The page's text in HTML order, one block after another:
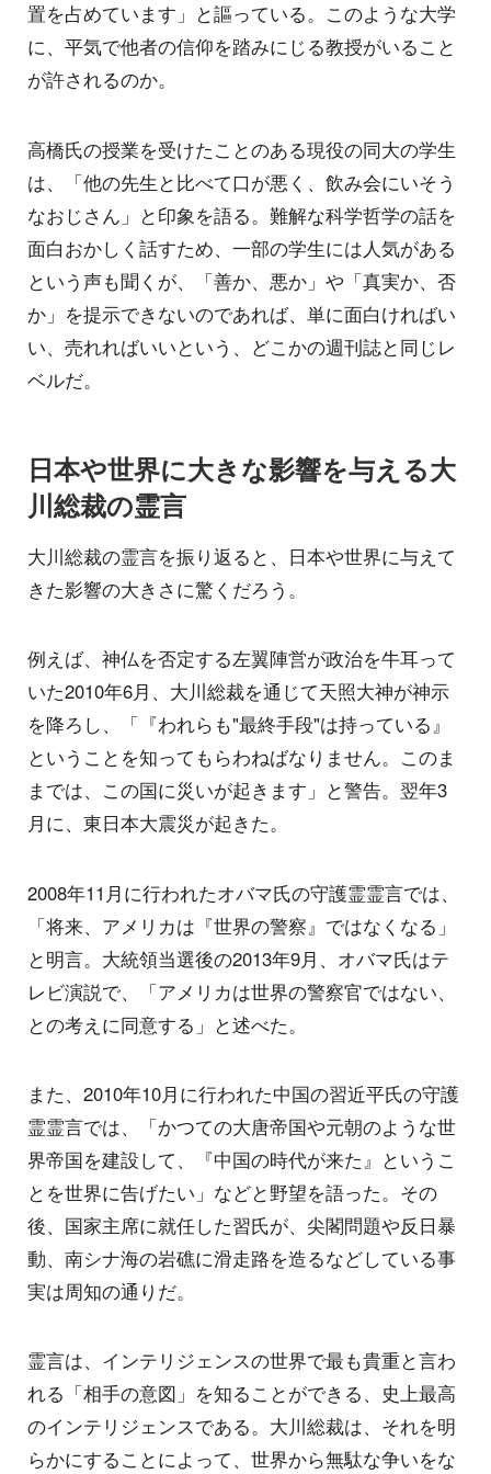
置を占めています」と謳っている。このような大学
に、平気で他者の信仰を踏みにじる教授がいること
が許されるのか。
高橋氏の授業を受けたことのある現役の同大の学生
は、「他の先生と比べて口が悪く、飲み会にいそう
なおじさん」と印象を語る。難解な科学哲学の話を
面白おかしく話すため、一部の学生には人気がある
という声も聞くが、「善か、悪か」や「真実か、否
か」を提示できないのであれば、単に面白ければい
い、売れればいいという、どこかの週刊誌と同じレ
ベルだ。
日本や世界に大きな影響を与える大
川総裁の霊言
大川総裁の霊言を振り返ると、日本や世界に与えて
きた影響の大きさに驚くだろう。
例えば、神仏を否定する左翼陣営が政治を牛耳って
いた2010年6月、大川総裁を通じて天照大神が神示
を降ろし、「『われらも"最終手段"は持っている』
ということを知ってもらわねばなりません。このま
までは、この国に災いが起きます」と警告。翌年3
月に、東日本大震災が起きた。
2008年11月に行われたオバマ氏の守護霊霊言では、
「将来、アメリカは『世界の警察』ではなくなる」
と明言。大統領当選後の2013年9月、オバマ氏はテ
レビ演説で、「アメリカは世界の警察官ではない、
との考えに同意する」と述べた。
また、2010年10月に行われた中国の習近平氏の守護
霊霊言では、「かつての大唐帝国や元朝のような世
界帝国を建設して、『中国の時代が来た』というこ
とを世界に告げたい」などと野望を語った。その
後、国家主席に就任した習氏が、尖閣問題や反日暴
動、南シナ海の岩礁に滑走路を造るなどしている事
実は周知の通りだ。
霊言は、インテリジェンスの世界で最も貴重と言わ
れる「相手の意図」を知ることができる、史上最高
のインテリジェンスである。大川総裁は、それを明
らかにすることによって、世界から無駄な争いをな